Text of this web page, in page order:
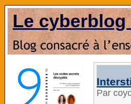
Le
Par